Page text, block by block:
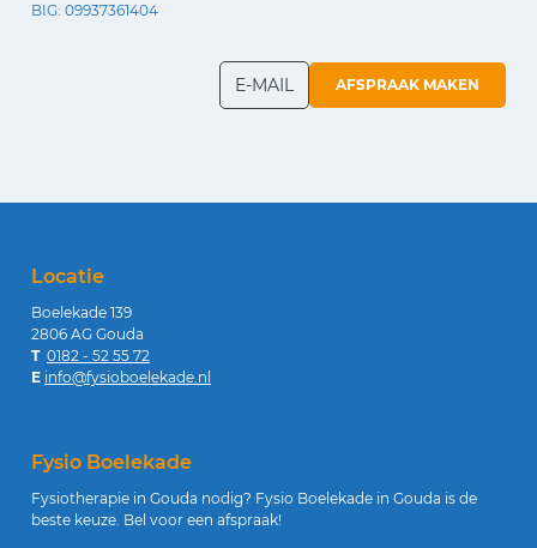
BIG: 09937361404
E-MAIL AFSPRAAK MAKEN
Locatie
Boelekade 139
2806 AG Gouda
T 0182 - 52 55 72
E info@fysioboelekade.nl
Fysio Boelekade
Fysiotherapie in Gouda nodig? Fysio Boelekade in Gouda is de
beste keuze. Bel voor een afspraak!